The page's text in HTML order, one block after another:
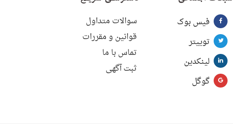
فیس بوک
توییتر
لینکدین
گوگل
سوالات متداول
قوانین و مقررات
تماس با ما
ثبت آگهی